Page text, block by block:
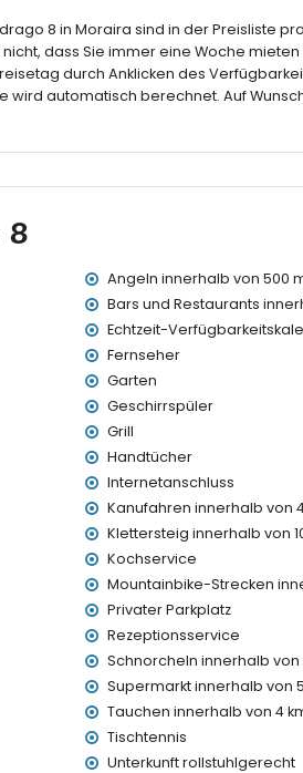
Dusche und Toilette
Dusche und Toilette
Parkplätze
von 3 Kilometern von der Villa)
(innerhalb von 500 Metern von der
von 500 Metern von der Villa)
(innerhalb von 3 Kilometern von der
von der Villa
von 100 Kilometern von der Villa)
(> 100 Kilometer)
mit Kindern
Mietpreis der Villa inbegriffen sind
8 in Moraira sind in der Preisliste
dass Sie immer eine Woche
durch Anklicken des
wird automatisch berechnet. Auf
8
Angeln innerhalb von 500
Bars und Restaurants
Echtzeit-
Fernseher
Garten
Geschirrspüler
Grill
Handtücher
Internetanschluss
Kanufahren innerhalb von
Klettersteig innerhalb von
Kochservice
Mountainbike-Strecken
Privater Parkplatz
Rezeptionsservice
Schnorcheln innerhalb von
Supermarkt innerhalb von
Tauchen innerhalb von 4
Tischtennis
Unterkunft rollstuhlgerecht